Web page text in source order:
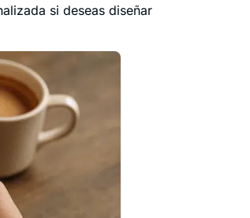
si deseas diseñar